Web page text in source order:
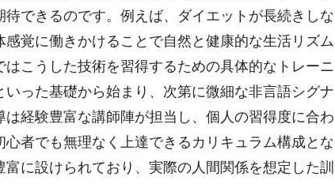
できるのです。例えば、ダイエットが長続きしな
覚に働きかけることで自然と健康的な生活リズム
こうした技術を習得するための具体的なトレーニ
った基礎から始まり、次第に微細な非言語シグナ
経験豊富な講師陣が担当し、個人の習得度に合わ
者でも無理なく上達できるカリキュラム構成とな
に設けられており、実際の人間関係を想定した訓